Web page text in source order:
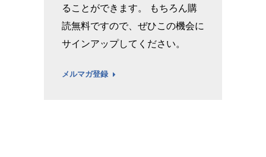
ることができます。 もちろん購
読無料ですので、ぜひこの機会に
サインアップしてください。
メルマガ登録